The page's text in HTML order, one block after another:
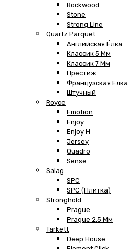
Rockwood
Stone
Strong Line
Quartz Parquet
Английская Ёлка
Классик 5 Мм
Классик 7 Мм
Престиж
Французская Елка
Штучный
Royce
Emotion
Enjoy
Enjoy H
Jersey
Quadro
Sense
Salag
SPC
SPC (плитка)
Stronghold
Prague
Prague 2,5 Мм
Tarkett
Deep House